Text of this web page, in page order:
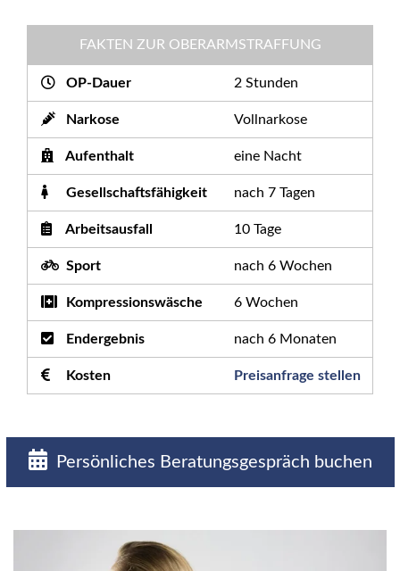
FAKTEN ZUR OBERARMSTRAFFUNG
OP-Dauer 2 Stunden
Narkose Vollnarkose
Aufenthalt eine Nacht
Gesellschaftsfähigkeit nach 7 Tagen
Arbeitsausfall 10 Tage
Sport nach 6 Wochen
Kompressionswäsche 6 Wochen
Endergebnis nach 6 Monaten
Kosten Preisanfrage stellen
Persönliches Beratungsgespräch buchen